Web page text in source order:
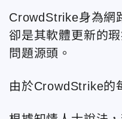
CrowdStrike身為網
卻是其軟體更新的
問題源頭。
由於CrowdStrike的